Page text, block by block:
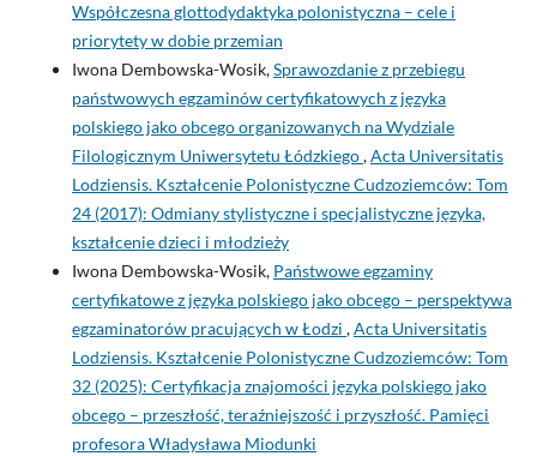
Współczesna glottodydaktyka polonistyczna – cele i
priorytety w dobie przemian
Iwona Dembowska-Wosik,Sprawozdanie z przebiegu
państwowych egzaminów certyfikatowych z języka
polskiego jako obcego organizowanych na Wydziale
Filologicznym Uniwersytetu Łódzkiego,Acta Universitatis
Lodziensis. Kształcenie Polonistyczne Cudzoziemców: Tom
24 (2017): Odmiany stylistyczne i specjalistyczne języka,
kształcenie dzieci i młodzieży
Iwona Dembowska-Wosik, Państwowe egzaminy
certyfikatowe z języka polskiego jako obcego – perspektywa
egzaminatorów pracujących w Łodzi ,Acta Universitatis
Lodziensis. Kształcenie Polonistyczne Cudzoziemców: Tom
32 (2025): Certyfikacja znajomości języka polskiego jako
obcego – przeszłość, teraźniejszość i przyszłość. Pamięci
profesora Władysława Miodunki